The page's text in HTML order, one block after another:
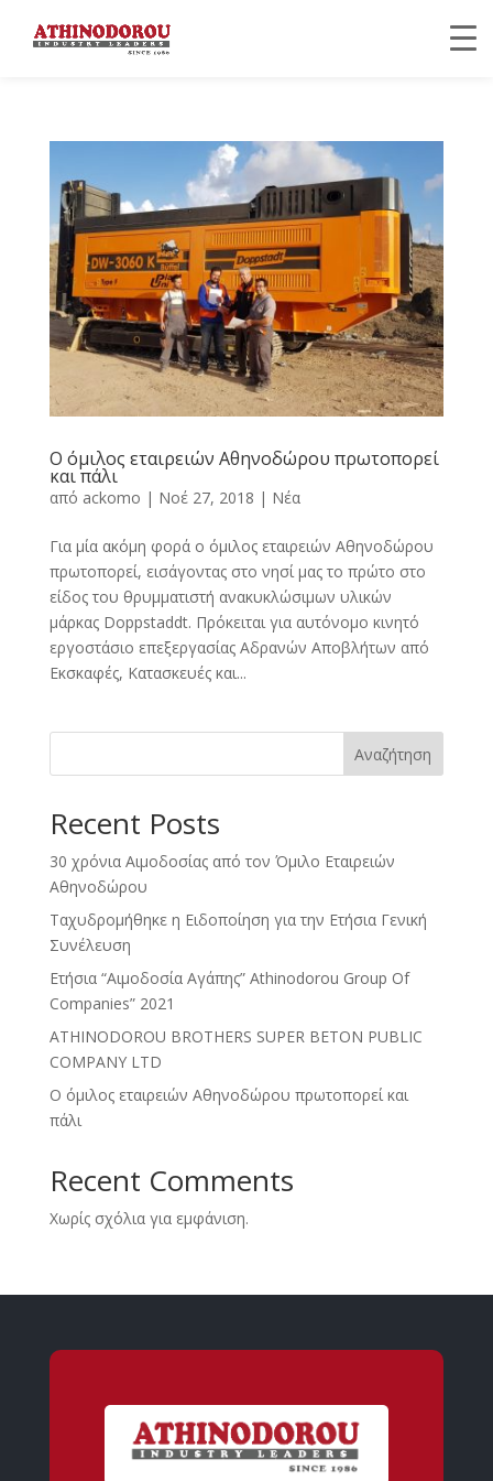
Ο όμιλος εταιρειών Αθηνοδώρου πρωτοπορεί
και πάλι
από ackomo | Νοέ 27, 2018 | Νέα
Για μία ακόμη φορά ο όμιλος εταιρειών Αθηνοδώρου
πρωτοπορεί, εισάγοντας στο νησί μας το πρώτο στο
είδος του θρυμματιστή ανακυκλώσιμων υλικών
μάρκας Doppstaddt. Πρόκειται για αυτόνομο κινητό
εργοστάσιο επεξεργασίας Αδρανών Αποβλήτων από
Εκσκαφές, Κατασκευές και...
Αναζήτηση
Recent Posts
30 χρόνια Αιμοδοσίας από τον Όμιλο Εταιρειών
Αθηνοδώρου
Ταχυδρομήθηκε η Ειδοποίηση για την Ετήσια Γενική
Συνέλευση
Ετήσια “Αιμοδοσία Αγάπης” Athinodorou Group Of
Companies” 2021
ATHINODOROU BROTHERS SUPER BETON PUBLIC
COMPANY LTD
Ο όμιλος εταιρειών Αθηνοδώρου πρωτοπορεί και
πάλι
Recent Comments
Χωρίς σχόλια για εμφάνιση.